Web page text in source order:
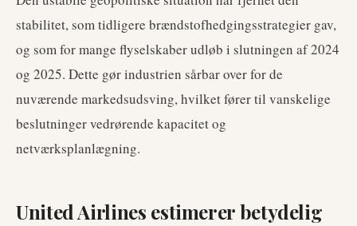
stabilitet, som tidligere brændstofhedgingsstrategier gav,
og som for mange flyselskaber udløb i slutningen af 2024
og 2025. Dette gør industrien sårbar over for de
nuværende markedsudsving, hvilket fører til vanskelige
beslutninger vedrørende kapacitet og
netværksplanlægning.
United Airlines estimerer betydelig